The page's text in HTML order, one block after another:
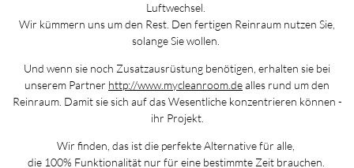
Luftwechsel.
Wir kümmern uns um den Rest. Den fertigen Reinraum nutzen Sie,
solange Sie wollen.
Und wenn sie noch Zusatzausrüstung benötigen, erhalten sie bei
unserem Partner http://www.mycleanroom.dealles rund um den
Reinraum. Damit sie sich auf das Wesentliche konzentrieren können -
ihr Projekt.
Wir finden, das ist die perfekte Alternative für alle,
die 100% Funktionalität nur für eine bestimmte Zeit brauchen.